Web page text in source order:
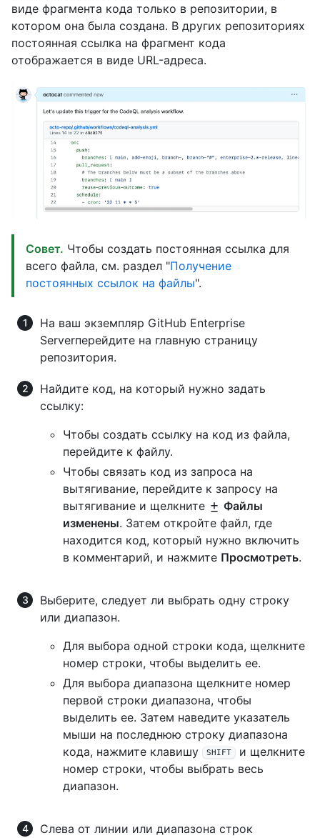
виде фрагмента кода только в репозитории, в
котором она была создана. В других репозиториях
постоянная ссылка на фрагмент кода
отображается в виде URL-адреса.
Совет. Чтобы создать постоянная ссылка для
всего файла, см. раздел "Получение
постоянных ссылок на файлы".
На ваш экземпляр GitHub Enterprise
Serverперейдите на главную страницу
репозитория.
Найдите код, на который нужно задать
ссылку:
Чтобы создать ссылку на код из файла,
перейдите к файлу.
Чтобы связать код из запроса на
вытягивание, перейдите к запросу на
вытягивание и щелкните
Файлы
изменены. Затем откройте файл, где
находится код, который нужно включить
в комментарий, и нажмите Просмотреть.
Выберите, следует ли выбрать одну строку
или диапазон.
Для выбора одной строки кода, щелкните
номер строки, чтобы выделить ее.
Для выбора диапазона щелкните номер
первой строки диапазона, чтобы
выделить ее. Затем наведите указатель
мыши на последнюю строку диапазона
кода, нажмите клавишу
SHIFT
и щелкните
номер строки, чтобы выбрать весь
диапазон.
Слева от линии или диапазона строк